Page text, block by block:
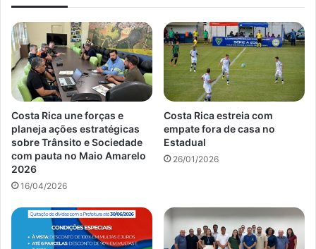
Costa Rica une forças e
planeja ações estratégicas
sobre Trânsito e Sociedade
com pauta no Maio Amarelo
2026
16/04/2026
Costa Rica estreia com
empate fora de casa no
Estadual
26/01/2026